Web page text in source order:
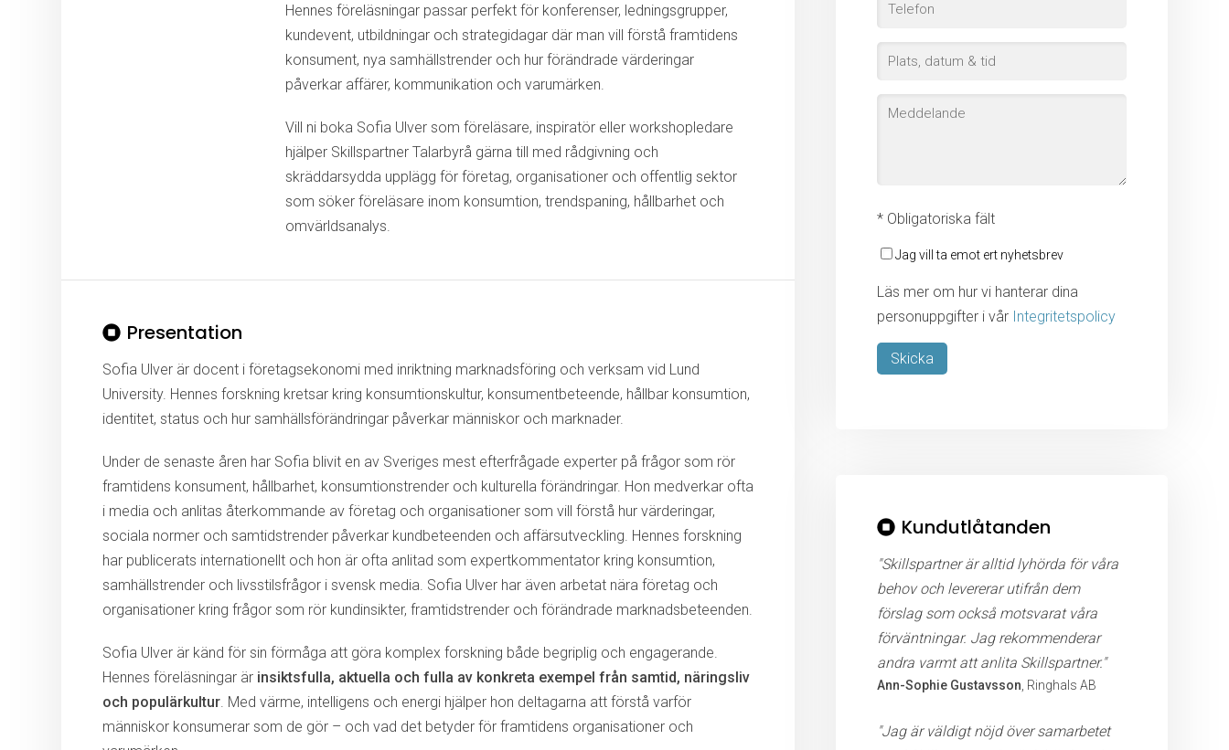
Hennes föreläsningar passar perfekt för konferenser, ledningsgrupper,
kundevent, utbildningar och strategidagar där man vill förstå framtidens
konsument, nya samhällstrender och hur förändrade värderingar
påverkar affärer, kommunikation och varumärken.
Vill ni boka Sofia Ulver som föreläsare, inspiratör eller workshopledare
hjälper Skillspartner Talarbyrå gärna till med rådgivning och
skräddarsydda upplägg för företag, organisationer och offentlig sektor
som söker föreläsare inom konsumtion, trendspaning, hållbarhet och
omvärldsanalys.
Presentation
Sofia Ulver är docent i företagsekonomi med inriktning marknadsföring och verksam vid Lund
University. Hennes forskning kretsar kring konsumtionskultur, konsumentbeteende, hållbar konsumtion,
identitet, status och hur samhällsförändringar påverkar människor och marknader.
Under de senaste åren har Sofia blivit en av Sveriges mest efterfrågade experter på frågor som rör
framtidens konsument, hållbarhet, konsumtionstrender och kulturella förändringar. Hon medverkar ofta
i media och anlitas återkommande av företag och organisationer som vill förstå hur värderingar,
sociala normer och samtidstrender påverkar kundbeteenden och affärsutveckling. Hennes forskning
har publicerats internationellt och hon är ofta anlitad som expertkommentator kring konsumtion,
samhällstrender och livsstilsfrågor i svensk media. Sofia Ulver har även arbetat nära företag och
organisationer kring frågor som rör kundinsikter, framtidstrender och förändrade marknadsbeteenden.
Sofia Ulver är känd för sin förmåga att göra komplex forskning både begriplig och engagerande.
Hennes föreläsningar är insiktsfulla, aktuella och fulla av konkreta exempel från samtid, näringsliv
och populärkultur. Med värme, intelligens och energi hjälper hon deltagarna att förstå varför
människor konsumerar som de gör – och vad det betyder för framtidens organisationer och
* Obligatoriska fält
Jag vill ta emot ert nyhetsbrev
Läs mer om hur vi hanterar dina
personuppgifter i vår Integritetspolicy
Kundutlåtanden
"Skillspartner är alltid lyhörda för våra
behov och levererar utifrån dem
förslag som också motsvarat våra
förväntningar. Jag rekommenderar
andra varmt att anlita Skillspartner."
Ann-Sophie Gustavsson , Ringhals AB
"Jag är väldigt nöjd över samarbetet